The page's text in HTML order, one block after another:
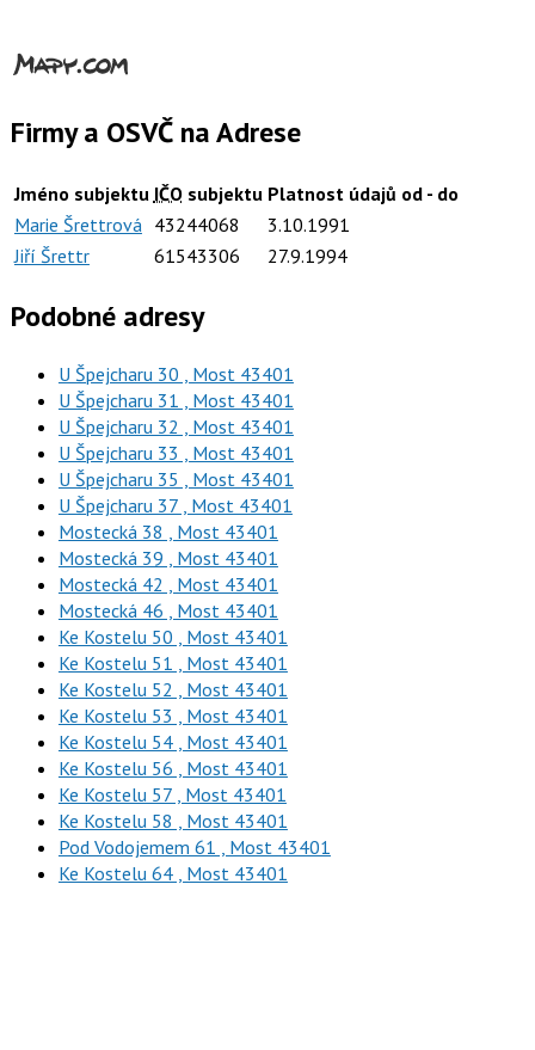
Firmy a OSVČ na Adrese
Jméno subjektu IČOsubjektu Platnost údajů od - do
Marie Šrettrová 43244068
3.10.1991
Jiří Šrettr
61543306 27.9.1994
Podobné adresy
U Špejcharu 30 , Most 43401
U Špejcharu 31 , Most 43401
U Špejcharu 32 , Most 43401
U Špejcharu 33 , Most 43401
U Špejcharu 35 , Most 43401
U Špejcharu 37 , Most 43401
Mostecká 38 , Most 43401
Mostecká 39 , Most 43401
Mostecká 42 , Most 43401
Mostecká 46 , Most 43401
Ke Kostelu 50 , Most 43401
Ke Kostelu 51 , Most 43401
Ke Kostelu 52 , Most 43401
Ke Kostelu 53 , Most 43401
Ke Kostelu 54 , Most 43401
Ke Kostelu 56 , Most 43401
Ke Kostelu 57 , Most 43401
Ke Kostelu 58 , Most 43401
Pod Vodojemem 61 , Most 43401
Ke Kostelu 64 , Most 43401